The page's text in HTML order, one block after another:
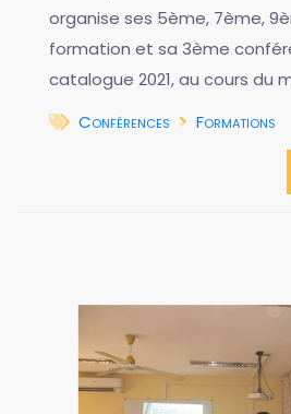
organise ses 5ème, 7ème,
formation et sa 3ème
catalogue 2021, au cours du
Conférences
Formations